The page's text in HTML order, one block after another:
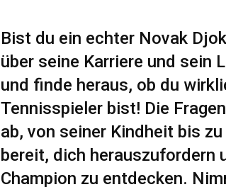
Bist du ein echter Novak
über seine Karriere und sein
und finde heraus, ob du
Tennisspieler bist! Die
ab, von seiner Kindheit bis
bereit, dich herauszufordern
Champion zu entdecken.